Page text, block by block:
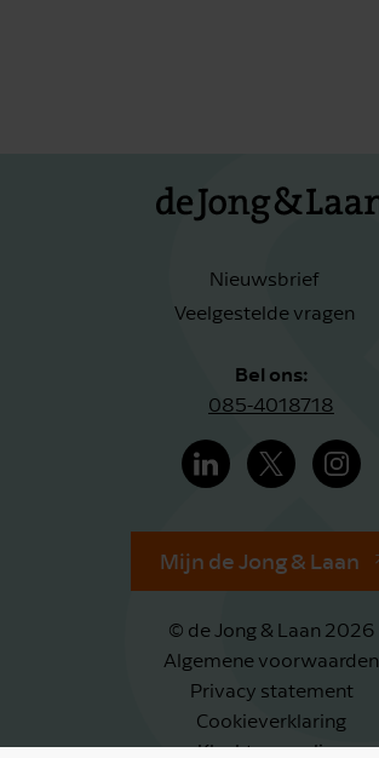
Nieuwsbrief
Veelgestelde vragen
Bel ons:
085-4018718
Mijn de Jong & Laan
© de Jong & Laan 2026
Algemene voorwaarden
Privacy statement
Cookieverklaring
Klachtenregeling